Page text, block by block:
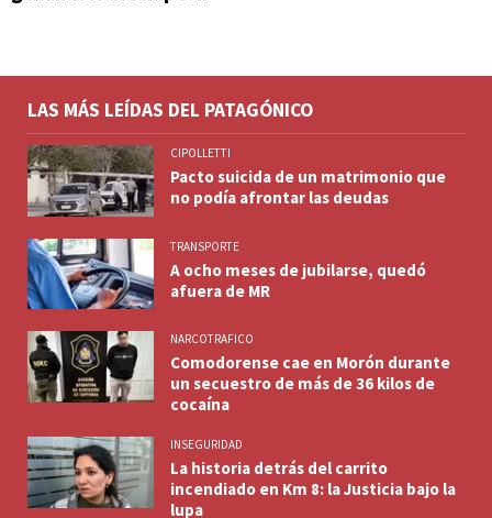
LAS MÁS LEÍDAS DEL PATAGÓNICO
CIPOLLETTI
Pacto suicida de un matrimonio que
no podía afrontar las deudas
TRANSPORTE
A ocho meses de jubilarse, quedó
afuera de MR
NARCOTRAFICO
Comodorense cae en Morón durante
un secuestro de más de 36 kilos de
cocaína
INSEGURIDAD
La historia detrás del carrito
incendiado en Km 8: la Justicia bajo la
lupa